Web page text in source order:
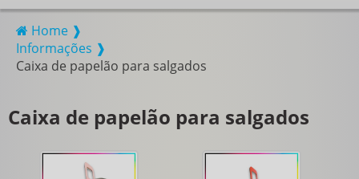
Home ❱
Informações ❱
Caixa de papelão para salgados
Caixa de papelão para salgados